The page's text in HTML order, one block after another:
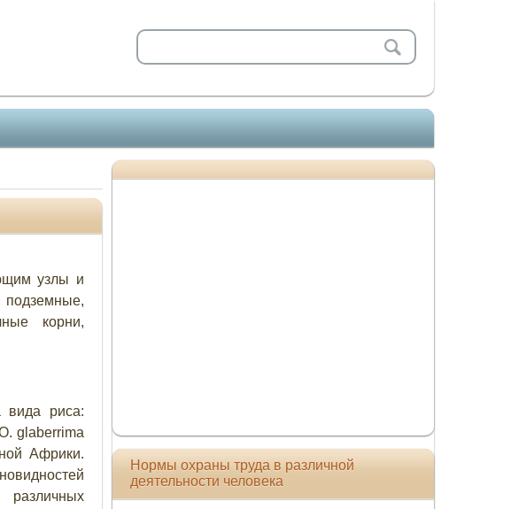
узлы и
корни,
вида риса:
glaberrima
Африки.
Нормы охраны труда в различной
деятельности человека